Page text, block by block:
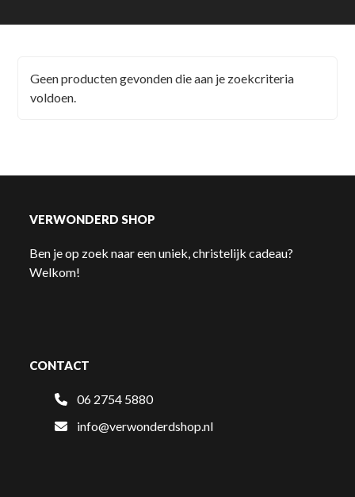
Geen producten gevonden die aan je zoekcriteria
voldoen.
VERWONDERD SHOP
Ben je op zoek naar een uniek, christelijk cadeau?
Welkom!
CONTACT
06 2754 5880
info@verwonderdshop.nl